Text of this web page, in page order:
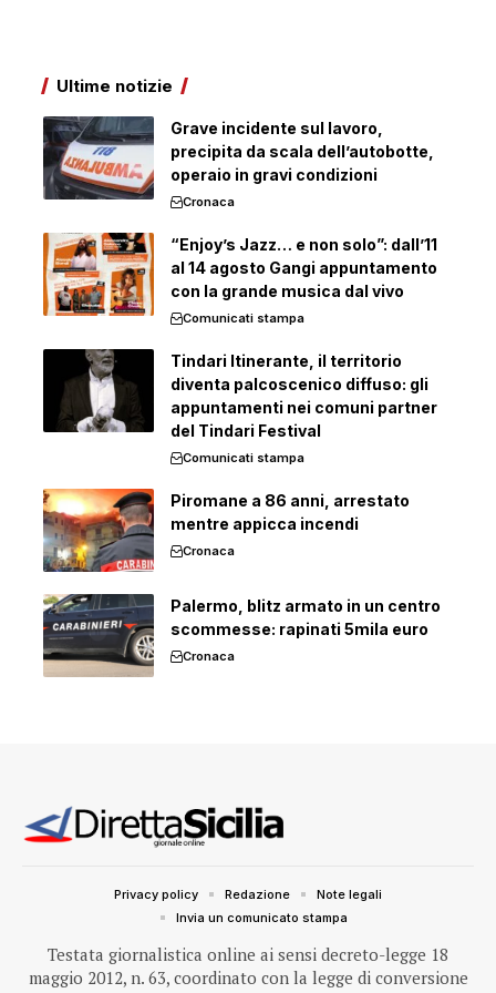
Ultime notizie
Grave incidente sul lavoro,
precipita da scala dell’autobotte,
operaio in gravi condizioni
Cronaca
“Enjoy’s Jazz… e non solo”: dall’11
al 14 agosto Gangi appuntamento
con la grande musica dal vivo
Comunicati stampa
Tindari Itinerante, il territorio
diventa palcoscenico diffuso: gli
appuntamenti nei comuni partner
del Tindari Festival
Comunicati stampa
Piromane a 86 anni, arrestato
mentre appicca incendi
Cronaca
Palermo, blitz armato in un centro
scommesse: rapinati 5mila euro
Cronaca
Testata giornalistica online ai sensi decreto-legge 18
maggio 2012, n. 63, coordinato con la legge di conversione
Privacy policy Redazione
Note legali
Invia un comunicato stampa